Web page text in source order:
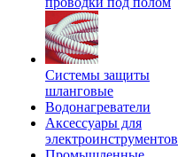
Системы защиты
шланговые
Водонагреватели
Аксессуары для
электроинструментов